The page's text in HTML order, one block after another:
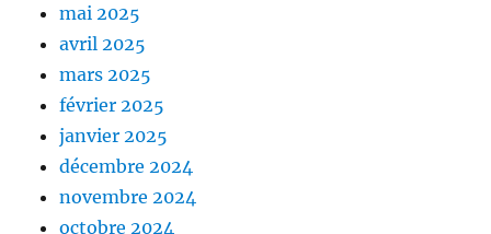
mai 2025
avril 2025
mars 2025
février 2025
janvier 2025
décembre 2024
novembre 2024
octobre 2024